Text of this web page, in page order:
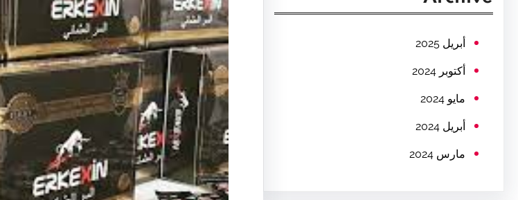
c
أبريل 2025
أكتوبر 2024
مايو 2024
أبريل 2024
مارس 2024